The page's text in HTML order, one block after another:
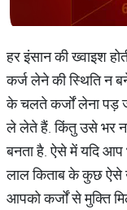
हर इंसान की ख्वाइश
कर्ज लेने की स्थिति न
के चलते कर्जों लेना पड़
ले लेते हैं. किंतु उसे भर
बनता है. ऐसे में यदि
लाल किताब के कुछ ऐसे
आपको कर्जों से मुक्ति